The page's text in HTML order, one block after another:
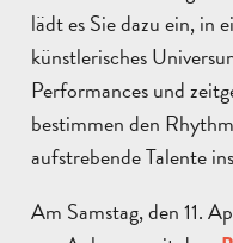
lädt es Sie dazu ein, in
künstlerisches
Performances und
bestimmen den
aufstrebende Talente
Am Samstag, den 11.